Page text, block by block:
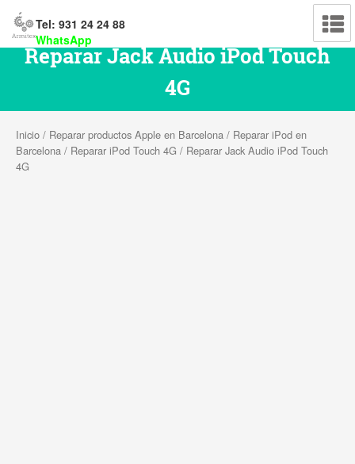
Tel: 931 24 24 88
WhatsApp
Reparar Jack Audio iPod Touch
4G
Inicio / Reparar productos Apple en Barcelona / Reparar iPod en
Barcelona / Reparar iPod Touch 4G / Reparar Jack Audio iPod Touch
4G